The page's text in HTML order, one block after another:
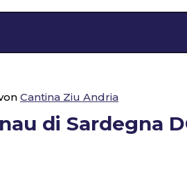
Cantina Ziu Andria
di Sardegna